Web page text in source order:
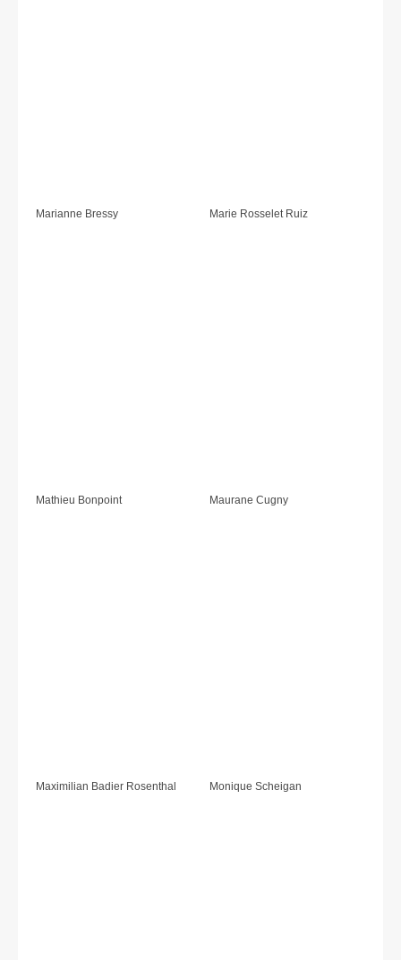
Marianne Bressy Marie Rosselet Ruiz
Mathieu Bonpoint Maurane Cugny
Maximilian Badier Rosenthal Monique Scheigan